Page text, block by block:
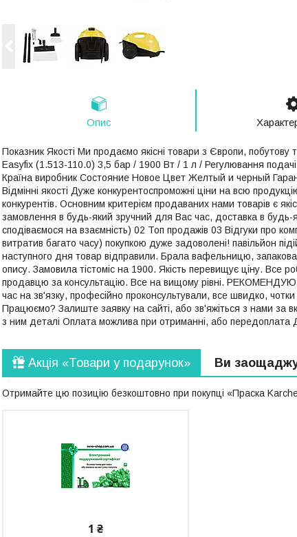
Опис
Показник Якості Ми продаємо якісні товари з Європи,
Easyfіx (1.513-110.0) 3,5 бар / 1900 Вт / 1 л / Регулювання
Країна виробник Состояние Новое Цвет Желтый и черный
Відмінні якості Дуже конкурентоспроможні ціни на всю
конкурентів. Основним критерієм продаваних нами товарів є
замовлення в будь-який зручний для Вас час, доставка в будь-
сподіваємося на взаємність) 02 Топ продажів 03 Відгуки про
витратив багато часу) покупкою дуже задоволені! павільйон
наступного дня товар відправили. Брала вафельницю,
опису. Замовила тістоміс на 1900. Якість перевищує ціну. Все
продавцю за консультацію. Все на вищому рівні.
час на зв'язку, професійно проконсультували, все швидко,
Працюємо? Залиште заявку на сайті, або зв'яжіться з нами за
з ним деталі Оплата можлива при отриманні, або передоплата
Акція «Товари у подарунок» Ви
Отримайте цю позицію безкоштовно при покупці «Праска
1 ₴